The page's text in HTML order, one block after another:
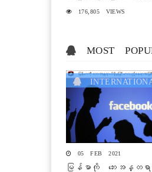
ယီသတ်မှတ်
176,805 VIEWS
MOST
05 FEB 2021
မြန်မာကို ဘေးအန္တရ